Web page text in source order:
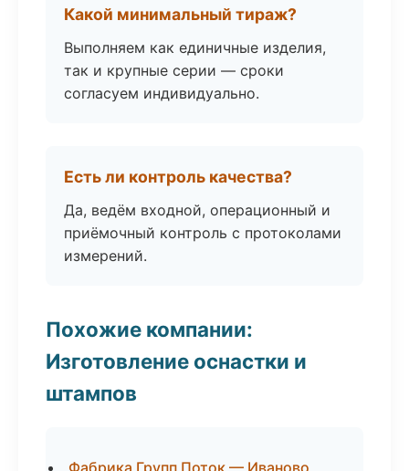
Какой минимальный тираж?
Выполняем как единичные изделия,
так и крупные серии — сроки
согласуем индивидуально.
Есть ли контроль качества?
Да, ведём входной, операционный и
приёмочный контроль с протоколами
измерений.
Похожие компании:
Изготовление оснастки и
штампов
Фабрика Групп Поток — Иваново